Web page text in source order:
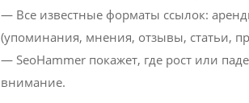
— Все известные форматы ссылок:
(упоминания, мнения, отзывы, статьи,
— SeoHammer покажет, где рост или
внимание.